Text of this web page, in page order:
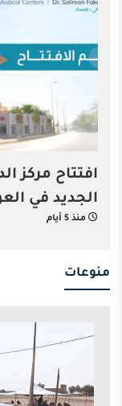
افتتاح مركز
الجديد في
منذ 5 أيام
منوعات